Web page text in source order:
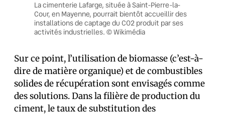
La cimenterie Lafarge, située à Saint-Pierre-la-
Cour, en Mayenne, pourrait bientôt accueillir des
installations de captage du CO2 produit par ses
activités industrielles. © Wikimédia
Sur ce point, l’utilisation de biomasse (c’est-à-
dire de matière organique) et de combustibles
solides de récupération sont envisagés comme
des solutions. Dans la filière de production du
ciment, le taux de substitution des